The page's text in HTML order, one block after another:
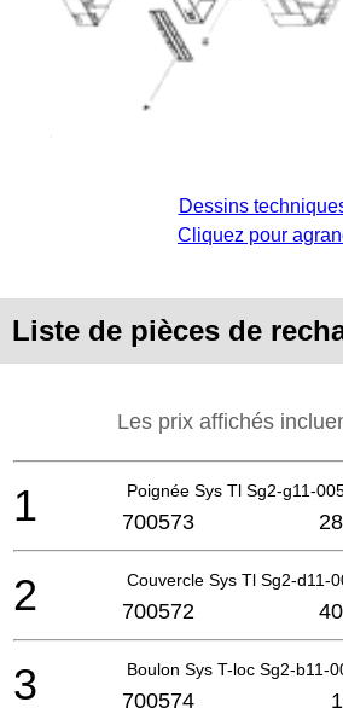
Dessins
Cliquez pour
Liste de pièces de
Les prix affichés
Poignée Sys Tl Sg2-g11-
1 700573
Couvercle Sys Tl Sg2-d11-
2 700572
Boulon Sys T-loc Sg2-b11-
3 700574